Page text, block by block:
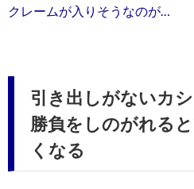
クレームが入りそうなのが…
引き出しがないカ
勝負をしのがれる
くなる